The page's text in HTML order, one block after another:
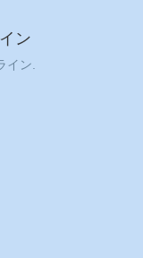
ン
イン.